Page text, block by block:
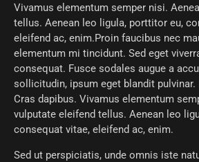
Vivamus elementum semper nisi.
tellus. Aenean leo ligula, porttitor eu,
eleifend ac, enim.Proin faucibus nec
elementum mi tincidunt. Sed eget
consequat. Fusce sodales augue a
sollicitudin, ipsum eget blandit pulvinar.
Cras dapibus. Vivamus elementum
vulputate eleifend tellus. Aenean leo
consequat vitae, eleifend ac, enim.
Sed ut perspiciatis, unde omnis iste